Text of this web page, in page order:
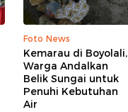
Foto News
Kemarau di Boyolali,
Warga Andalkan
Belik Sungai untuk
Penuhi Kebutuhan
Air